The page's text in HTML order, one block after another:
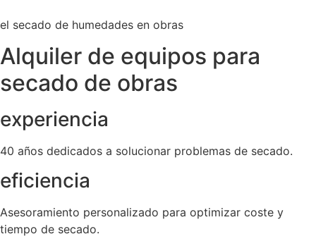
el secado de humedades en obras
Alquiler de equipos para
secado de obras
experiencia
40 años dedicados a solucionar problemas de secado.
eficiencia
Asesoramiento personalizado para optimizar coste y
tiempo de secado.